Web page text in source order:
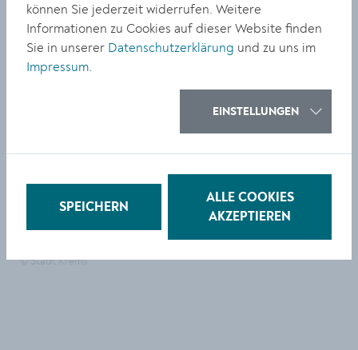
© Stadt Krems
können Sie jederzeit widerrufen. Weitere
Informationen zu Cookies auf dieser Website finden
Sie in unserer Datenschutzerklärung und zu uns im
Impressum.
EINSTELLUNGEN
SPEICHERN
ALLE COOKIES
AKZEPTIEREN